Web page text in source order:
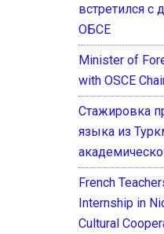
встретился
ОБСЕ
Minister of
with OSCE
Стажировка
языка из
French
Internship in
Cultural